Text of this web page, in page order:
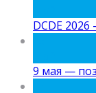
DCDE
9 мая —